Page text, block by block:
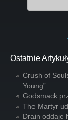
Ostatnie
Crush of
Young”
Godsmack
The Martyr
Drain oddaje